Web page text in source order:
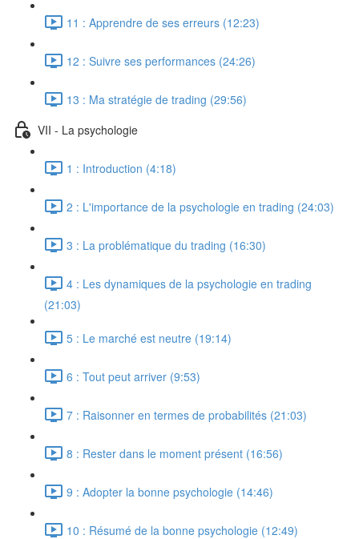
11 : Apprendre de ses erreurs (12:23)
12 : Suivre ses performances (24:26)
13 : Ma stratégie de trading (29:56)
VII - La psychologie
1 : Introduction (4:18)
2 : L'importance de la psychologie en trading (24:03)
3 : La problématique du trading (16:30)
4 : Les dynamiques de la psychologie en trading
(21:03)
5 : Le marché est neutre (19:14)
6 : Tout peut arriver (9:53)
7 : Raisonner en termes de probabilités (21:03)
8 : Rester dans le moment présent (16:56)
9 : Adopter la bonne psychologie (14:46)
10 : Résumé de la bonne psychologie (12:49)